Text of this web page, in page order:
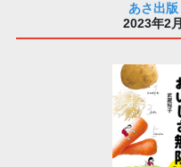
あさ出版
2023年2月